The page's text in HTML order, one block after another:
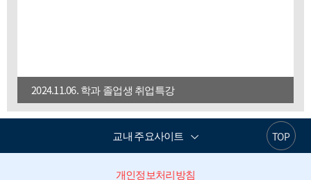
2024.11.06. 학과 졸업생 취업특강
TOP
교내 주요사이트
개인정보처리방침